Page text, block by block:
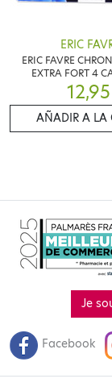
ERIC
ERIC FAVRE
EXTRA FORT 4
AÑADIR A LA
Je
Facebook